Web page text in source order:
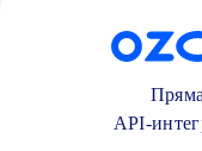
API-